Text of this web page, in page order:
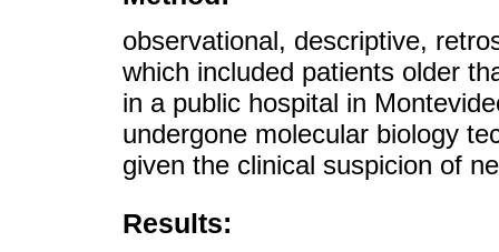
observational, descriptive,
which included patients older
in a public hospital in
undergone molecular biology
given the clinical suspicion of
Results: